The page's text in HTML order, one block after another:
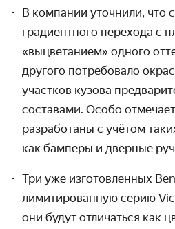
В компании уточнили, что
градиентного перехода с
«выцветанием» одного
другого потребовало
участков кузова
составами. Особо
разработаны с учётом
как бамперы и дверные
Три уже изготовленных
лимитированную серию
они будут отличаться как